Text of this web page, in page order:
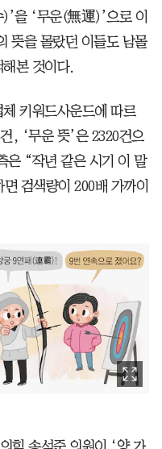
을 ‘무운(無運)’으로 이
뜻을 몰랐던 이들도 남몰
본 것이다.
키워드사운드에 따르
, ‘무운 뜻’은 2320건으
은 “작년 같은 시기 이 말
검색량이 200배 가까이